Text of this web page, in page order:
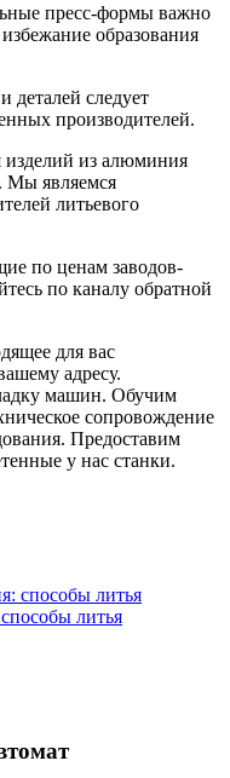
пресс-формы важно
образования
деталей следует
производителей.
из алюминия
Мы являемся
литьевого
по ценам заводов-
по каналу обратной
для вас
адресу.
машин. Обучим
сопровождение
Предоставим
у нас станки.
литья